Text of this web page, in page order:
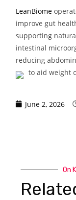
LeanBiome
improve gut
supporting
intestinal
reducing
to aid weight
June 2, 2026
On